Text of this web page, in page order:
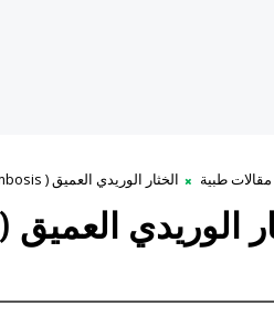
مقالات طبية الخثار الوريدي العميق ( Deep vein thrombosis) DVT